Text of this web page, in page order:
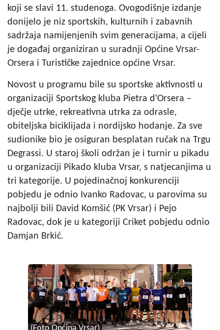
koji se slavi 11. studenoga. Ovogodišnje izdanje
donijelo je niz sportskih, kulturnih i zabavnih
sadržaja namijenjenih svim generacijama, a cijeli
je događaj organiziran u suradnji Općine Vrsar-
Orsera i Turističke zajednice općine Vrsar.
Novost u programu bile su sportske aktivnosti u
organizaciji Sportskog kluba Pietra d'Orsera –
dječje utrke, rekreativna utrka za odrasle,
obiteljska biciklijada i nordijsko hodanje. Za sve
sudionike bio je osiguran besplatan ručak na Trgu
Degrassi. U staroj školi održan je i turnir u pikadu
u organizaciji Pikado kluba Vrsar, s natjecanjima u
tri kategorije. U pojedinačnoj konkurenciji
pobjedu je odnio Ivanko Radovac, u parovima su
najbolji bili David Komšić (PK Vrsar) i Pejo
Radovac, dok je u kategoriji Criket pobjedu odnio
Damjan Brkić.
(Foto Općina Vrsar)